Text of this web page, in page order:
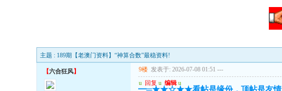
主题 : 189期【老澳门资料】“神算合数”最稳资料!
【六合狂风】 9楼 发表于: 2026-07-08 01:51 ---
u 回复 u 编辑 u
━═★★☆★★看帖是缘份，顶帖是友情